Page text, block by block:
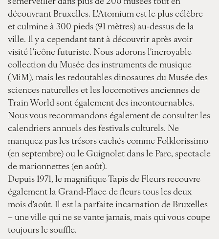
découvrant Bruxelles. L'Atomium est le plus célèbre
et culmine à 300 pieds (91 mètres) au-dessus de la
ville. Il y a cependant tant à découvrir après avoir
visité l’icône futuriste. Nous adorons l'incroyable
collection du Musée des instruments de musique
(MiM), mais les redoutables dinosaures du Musée des
sciences naturelles et les locomotives anciennes de
Train World sont également des incontournables.
Nous vous recommandons également de consulter les
calendriers annuels des festivals culturels. Ne
manquez pas les trésors cachés comme Folklorissimo
(en septembre) ou le Guignolet dans le Parc, spectacle
de marionnettes (en août).
Depuis 1971, le magnifique Tapis de Fleurs recouvre
également la Grand-Place de fleurs tous les deux
mois d'août. Il est la parfaite incarnation de Bruxelles
– une ville qui ne se vante jamais, mais qui vous coupe
toujours le souffle.